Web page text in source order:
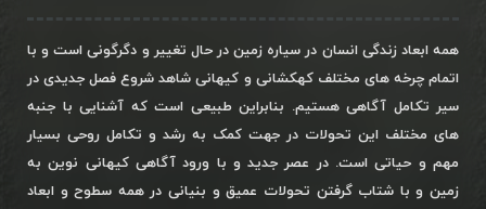
همه ابعاد زندگی انسان در سیاره زمین در حال تغییر و دگرگونی است و با
اتمام چرخه های مختلف کهکشانی و کیهانی شاهد شروع فصل جدیدی در
سیر تکامل آگاهی هستیم. بنابراین طبیعی است که آشنایی با جنبه
های مختلف این تحولات در جهت کمک به رشد و تکامل روحی بسیار
مهم و حیاتی است. در عصر جدید و با ورود آگاهی کیهانی نوین به
زمین و با شتاب گرفتن تحولات عمیق و بنیانی در همه سطوح و ابعاد